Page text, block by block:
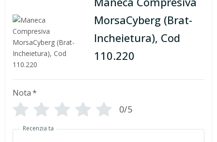
MorsaCyberg (Brat-
Incheietura), Cod
110.220
Nota*
0/5
Recenzia ta